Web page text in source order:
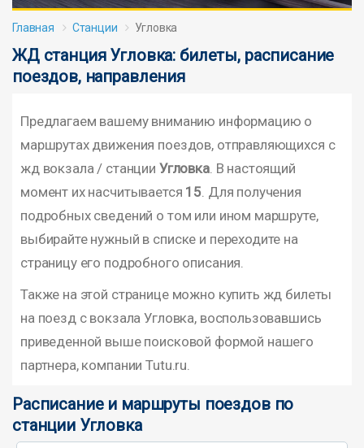
Главная Станции Угловка
ЖД станция Угловка: билеты, расписание
поездов, направления
Предлагаем вашему вниманию информацию о
маршрутах движения поездов, отправляющихся с
жд вокзала / станции Угловка. В настоящий
момент их насчитывается 15 . Для получения
подробных сведений о том или ином маршруте,
выбирайте нужный в списке и переходите на
страницу его подробного описания.
Также на этой странице можно купить жд билеты
на поезд с вокзала Угловка, воспользовавшись
приведенной выше поисковой формой нашего
партнера, компании Tutu.ru.
Расписание и маршруты поездов по
станции Угловка